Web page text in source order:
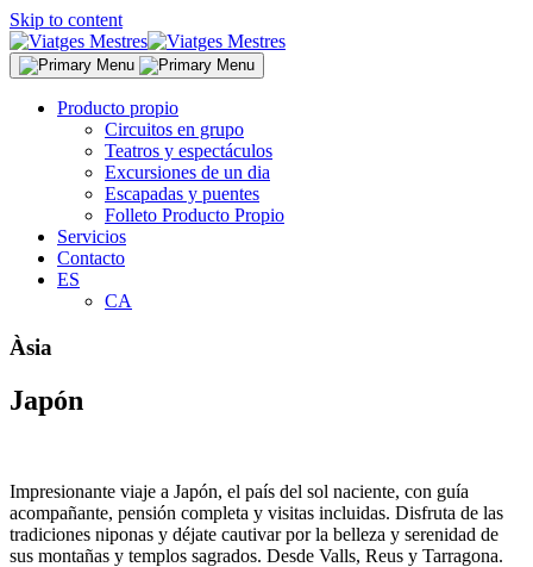
Skip to content
Producto propio
Circuitos en grupo
Teatros y espectáculos
Excursiones de un dia
Escapadas y puentes
Folleto Producto Propio
Servicios
Contacto
ES
CA
Àsia
Japón
Impresionante viaje a Japón, el país del sol naciente, con guía
acompañante, pensión completa y visitas incluidas. Disfruta de las
tradiciones niponas y déjate cautivar por la belleza y serenidad de
sus montañas y templos sagrados. Desde Valls, Reus y Tarragona.